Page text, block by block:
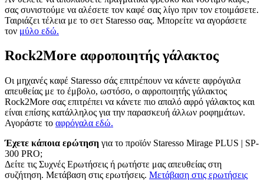
σας συνιστούμε να αλέσετε τον καφέ σας λίγο πριν τον ετοιμάσετε.
Ταιριάζει τέλεια με το σετ Staresso σας. Μπορείτε να αγοράσετε
τον μύλο εδώ.
Rock2More αφροποιητής γάλακτος
Οι μηχανές καφέ Staresso σάς επιτρέπουν να κάνετε αφρόγαλα
απευθείας με το έμβολο, ωστόσο, ο αφροποιητής γάλακτος
Rock2More σας επιτρέπει να κάνετε πιο απαλό αφρό γάλακτος και
είναι επίσης κατάλληλος για την παρασκευή άλλων ροφημάτων.
Αγοράστε το αφρόγαλα εδώ.
Έχετε κάποια ερώτηση για το προϊόν Staresso Mirage PLUS | SP-
300 PRO;
Δείτε τις Συχνές Ερωτήσεις ή ρωτήστε μας απευθείας στη
συζήτηση. Μετάβαση στις ερωτήσεις. Μετάβαση στις ερωτήσεις